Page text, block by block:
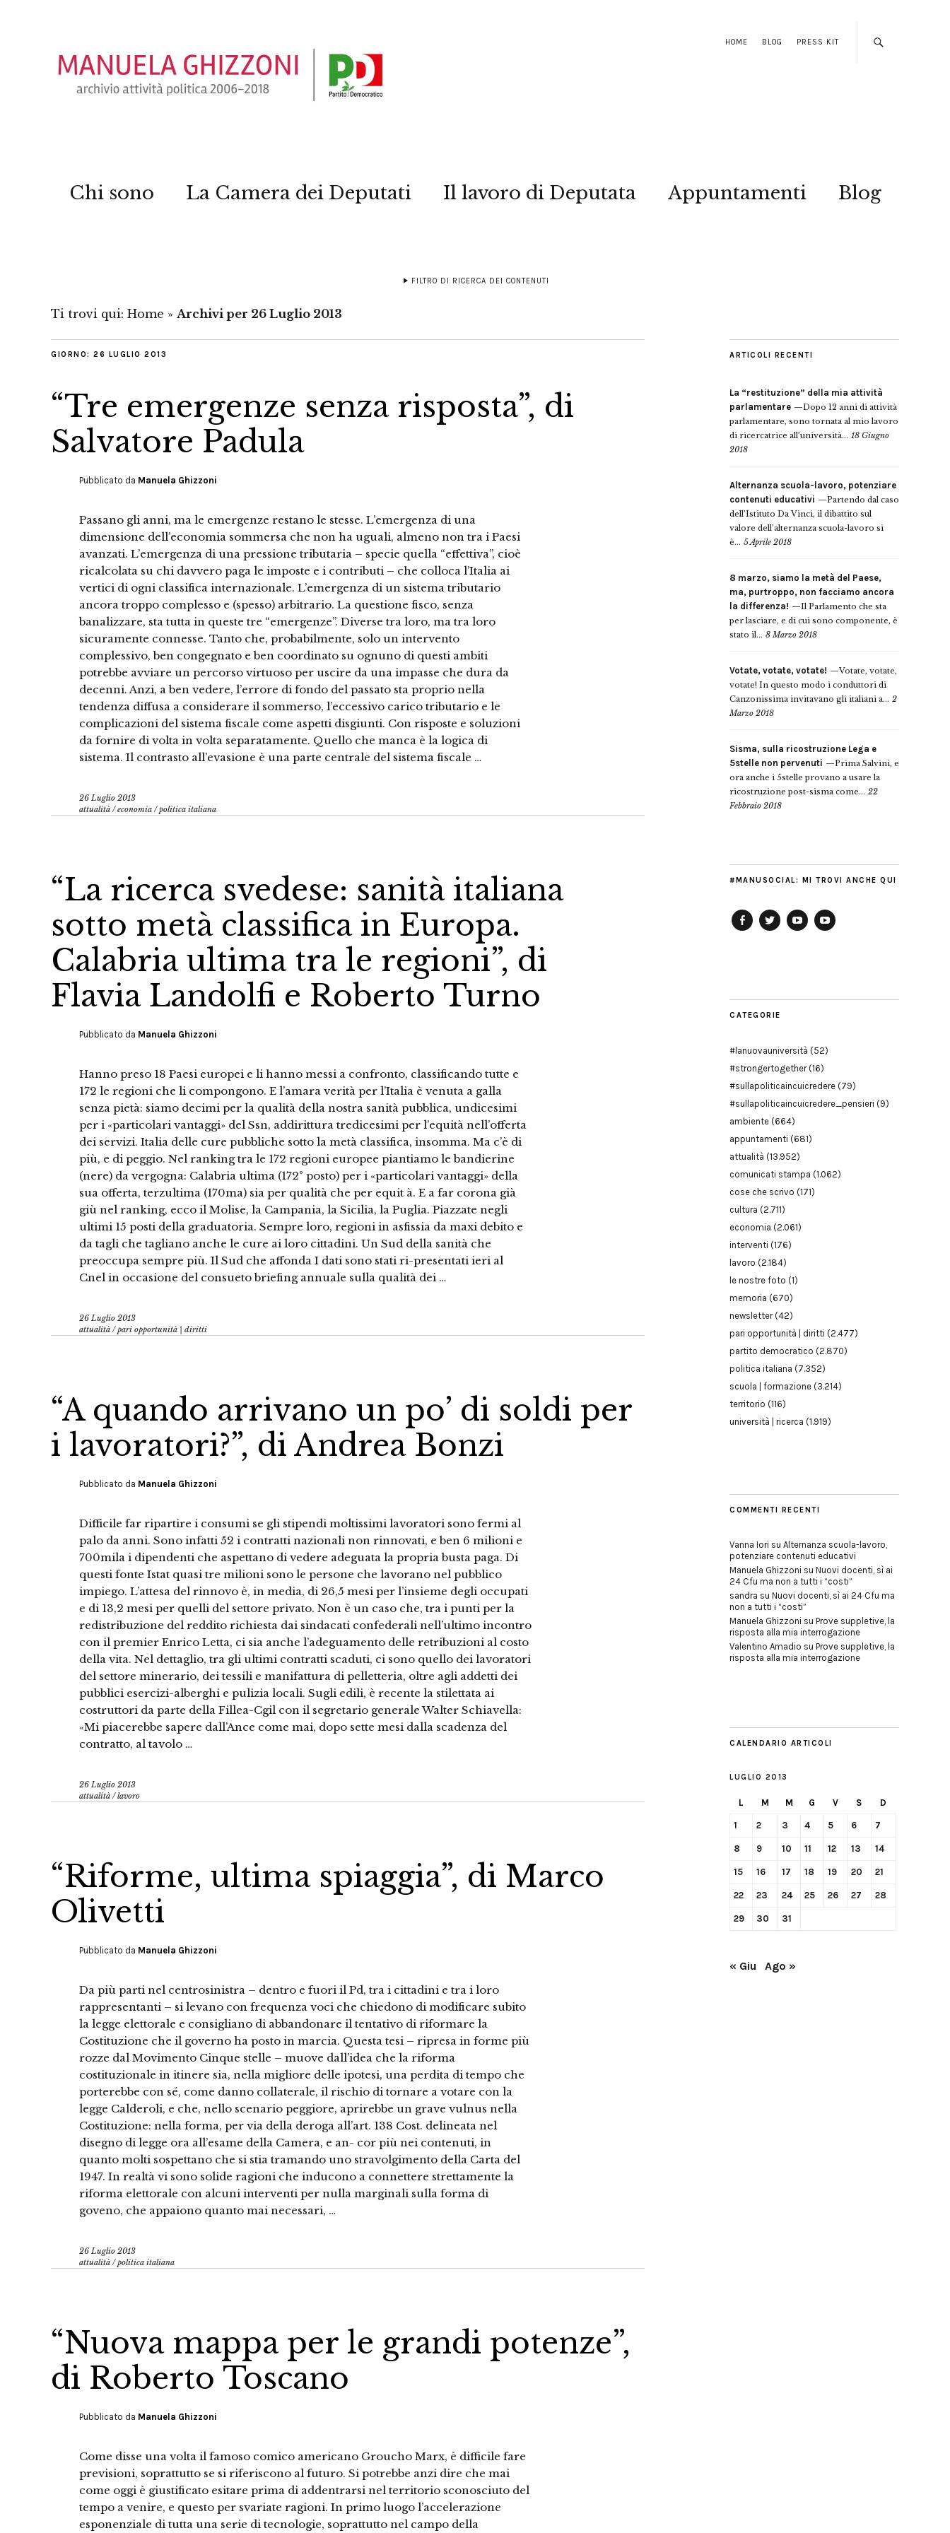
HOME BLOG PRESS KIT
Chi sono La Camera dei Deputati Il lavoro di Deputata Appuntamenti Blog
FILTRO DI RICERCA DEI CONTENUTI
Ti trovi qui: Home » Archivi per 26 Luglio 2013
GIORNO: 26 LUGLIO 2013
“Tre emergenze senza risposta”, di
Salvatore Padula
Pubblicato da Manuela Ghizzoni
Passano gli anni, ma le emergenze restano le stesse. L’emergenza di una
dimensione dell’economia sommersa che non ha uguali, almeno non tra i Paesi
avanzati. L’emergenza di una pressione tributaria – specie quella “effettiva”, cioè
ricalcolata su chi davvero paga le imposte e i contributi – che colloca l’Italia ai
vertici di ogni classifica internazionale. L’emergenza di un sistema tributario
ancora troppo complesso e (spesso) arbitrario. La questione fisco, senza
banalizzare, sta tutta in queste tre “emergenze”. Diverse tra loro, ma tra loro
sicuramente connesse. Tanto che, probabilmente, solo un intervento
complessivo, ben congegnato e ben coordinato su ognuno di questi ambiti
potrebbe avviare un percorso virtuoso per uscire da una impasse che dura da
decenni. Anzi, a ben vedere, l’errore di fondo del passato sta proprio nella
tendenza diffusa a considerare il sommerso, l’eccessivo carico tributario e le
complicazioni del sistema fiscale come aspetti disgiunti. Con risposte e soluzioni
da fornire di volta in volta separatamente. Quello che manca è la logica di
sistema. Il contrasto all’evasione è una parte centrale del sistema fiscale …
26 Luglio 2013
attualità /economia /politica italiana
“La ricerca svedese: sanità italiana
sotto metà classifica in Europa.
Calabria ultima tra le regioni”, di
Flavia Landolfi e Roberto Turno
Pubblicato da Manuela Ghizzoni
Hanno preso 18 Paesi europei e li hanno messi a confronto, classificando tutte e
172 le regioni che li compongono. E l’amara verità per l’Italia è venuta a galla
senza pietà: siamo decimi per la qualità della nostra sanità pubblica, undicesimi
per i «particolari vantaggi» del Ssn, addirittura tredicesimi per l’equità nell’offerta
dei servizi. Italia delle cure pubbliche sotto la metà classifica, insomma. Ma c’è di
più, e di peggio. Nel ranking tra le 172 regioni europee piantiamo le bandierine
(nere) da vergogna: Calabria ultima (172° posto) per i «particolari vantaggi» della
sua offerta, terzultima (170ma) sia per qualità che per equit à. E a far corona già
giù nel ranking, ecco il Molise, la Campania, la Sicilia, la Puglia. Piazzate negli
ultimi 15 posti della graduatoria. Sempre loro, regioni in asfissia da maxi debito e
da tagli che tagliano anche le cure ai loro cittadini. Un Sud della sanità che
preoccupa sempre più. Il Sud che affonda I dati sono stati ri-presentati ieri al
Cnel in occasione del consueto briefing annuale sulla qualità dei …
26 Luglio 2013
attualità /pari opportunità | diritti
“A quando arrivano un po’ di soldi per
i lavoratori?”, di Andrea Bonzi
Pubblicato da Manuela Ghizzoni
Difficile far ripartire i consumi se gli stipendi moltissimi lavoratori sono fermi al
palo da anni. Sono infatti 52 i contratti nazionali non rinnovati, e ben 6 milioni e
700mila i dipendenti che aspettano di vedere adeguata la propria busta paga. Di
questi fonte Istat quasi tre milioni sono le persone che lavorano nel pubblico
impiego. L’attesa del rinnovo è, in media, di 26,5 mesi per l’insieme degli occupati
e di 13,2 mesi per quelli del settore privato. Non è un caso che, tra i punti per la
redistribuzione del reddito richiesta dai sindacati confederali nell’ultimo incontro
con il premier Enrico Letta, ci sia anche l’adeguamento delle retribuzioni al costo
della vita. Nel dettaglio, tra gli ultimi contratti scaduti, ci sono quello dei lavoratori
del settore minerario, dei tessili e manifattura di pelletteria, oltre agli addetti dei
pubblici esercizi-alberghi e pulizia locali. Sugli edili, è recente la stilettata ai
costruttori da parte della Fillea-Cgil con il segretario generale Walter Schiavella:
«Mi piacerebbe sapere dall’Ance come mai, dopo sette mesi dalla scadenza del
contratto, al tavolo …
26 Luglio 2013
attualità /lavoro
“Riforme, ultima spiaggia”, di Marco
Olivetti
Pubblicato da Manuela Ghizzoni
Da più parti nel centrosinistra – dentro e fuori il Pd, tra i cittadini e tra i loro
rappresentanti – si levano con frequenza voci che chiedono di modificare subito
la legge elettorale e consigliano di abbandonare il tentativo di riformare la
Costituzione che il governo ha posto in marcia. Questa tesi – ripresa in forme più
rozze dal Movimento Cinque stelle – muove dall’idea che la riforma
costituzionale in itinere sia, nella migliore delle ipotesi, una perdita di tempo che
porterebbe con sé, come danno collaterale, il rischio di tornare a votare con la
legge Calderoli, e che, nello scenario peggiore, aprirebbe un grave vulnus nella
Costituzione: nella forma, per via della deroga all’art. 138 Cost. delineata nel
disegno di legge ora all’esame della Camera, e an- cor più nei contenuti, in
quanto molti sospettano che si stia tramando uno stravolgimento della Carta del
1947. In realtà vi sono solide ragioni che inducono a connettere strettamente la
riforma elettorale con alcuni interventi per nulla marginali sulla forma di
goveno, che appaiono quanto mai necessari, …
26 Luglio 2013
attualità /politica italiana
“Nuova mappa per le grandi potenze”,
di Roberto Toscano
Pubblicato da Manuela Ghizzoni
Come disse una volta il famoso comico americano Groucho Marx, è difficile fare
previsioni, soprattutto se si riferiscono al futuro. Si potrebbe anzi dire che mai
come oggi è giustificato esitare prima di addentrarsi nel territorio sconosciuto del
tempo a venire, e questo per svariate ragioni. In primo luogo l’accelerazione
esponenziale di tutta una serie di tecnologie, soprattutto nel campo della
ARTICOLI RECENTI
La “restituzione” della mia attività
parlamentare
Dopo 12 anni di attività
parlamentare, sono tornata al mio lavoro
di ricercatrice all’università... 18 Giugno
2018
Alternanza scuola-lavoro, potenziare
contenuti educativi
Partendo dal caso
dell’Istituto Da Vinci, il dibattito sul
valore dell’alternanza scuola-lavoro si
è... 5 Aprile 2018
8 marzo, siamo la metà del Paese,
ma, purtroppo, non facciamo ancora
la differenza!
Il Parlamento che sta
per lasciare, e di cui sono componente, è
stato il... 8 Marzo 2018
Votate, votate, votate!
Votate, votate,
votate! In questo modo i conduttori di
Canzonissima invitavano gli italiani a... 2
Marzo 2018
Sisma, sulla ricostruzione Lega e
5stelle non pervenuti
Prima Salvini, e
ora anche i 5stelle provano a usare la
ricostruzione post-sisma come... 22
Febbraio 2018
#MANUSOCIAL: MI TROVI ANCHE QUI
CATEGORIE
#lanuovauniversità (52)
#strongertogether(16)
#sullapoliticaincuicredere (79)
#sullapoliticaincuicredere_pensieri (9)
ambiente (664)
appuntamenti (681)
attualità (13.952)
comunicati stampa (1.062)
cose che scrivo (171)
cultura (2.711)
economia (2.061)
interventi (176)
lavoro (2.184)
le nostre foto (1)
memoria (670)
newsletter(42)
pari opportunità | diritti (2.477)
partito democratico (2.870)
politica italiana (7.352)
scuola | formazione (3.214)
territorio (116)
università | ricerca (1.919)
COMMENTI RECENTI
Vanna Iori su Alternanza scuola-lavoro,
potenziare contenuti educativi
Manuela Ghizzoni su Nuovi docenti, sì ai
24 Cfu ma non a tutti i “costi”
sandra su Nuovi docenti, sì ai 24 Cfu ma
non a tutti i “costi”
Manuela Ghizzoni su Prove suppletive, la
risposta alla mia interrogazione
Valentino Amadio su Prove suppletive, la
risposta alla mia interrogazione
CALENDARIO ARTICOLI
LUGLIO 2013
L M M G V S D
1 2 3 4 5 6 7
8 9 10 11 12 13 14
15 16 17 18 19 20 21
22 23 24 25 26 27 28
29 30 31
« Giu Ago »